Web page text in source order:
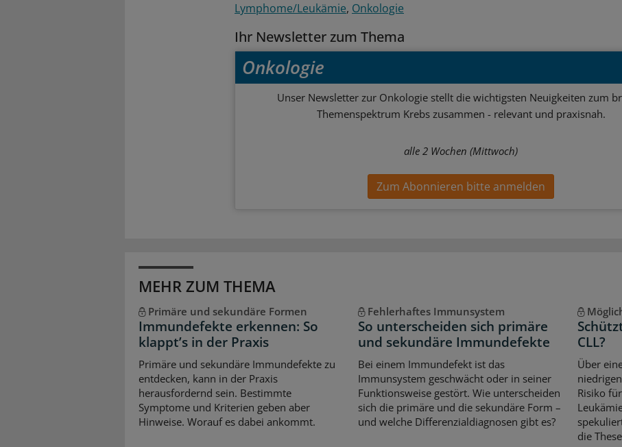
Lymphome/Leukämie Onkologie
Ihr Newsletter zum Thema
Onkologie
Unser Newsletter zur Onkologie stellt die wichtigsten Neuigkeiten zum
Themenspektrum Krebs zusammen - relevant und praxisnah.
alle 2 Wochen (Mittwoch)
Zum Abonnieren bitte anmelden
MEHR ZUM THEMA
Primäre und sekundäre Formen
Immundefekte erkennen: So
klappt’s in der Praxis
Primäre und sekundäre Immundefekte zu
entdecken, kann in der Praxis
herausfordernd sein. Bestimmte
Symptome und Kriterien geben aber
Hinweise. Worauf es dabei ankommt.
Fehlerhaftes Immunsystem
So unterscheiden sich primäre
und sekundäre Immundefekte
Bei einem Immundefekt ist das
Immunsystem geschwächt oder in seiner
Funktionsweise gestört. Wie unterscheiden
sich die primäre und die sekundäre Form –
und welche Differenzialdiagnosen gibt es?
CLL?
Über
Risiko
die